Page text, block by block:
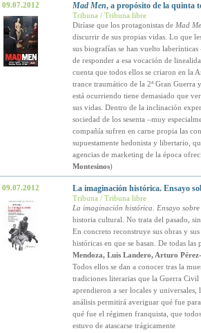
09.07.2012 Mad Men, a propósito de la quinta
Tribuna / Tribuna libre
Diríase que los protagonistas de Mad
discurrir de sus propias vidas. Lo que
sus biografías se han vuelto
de responder a esa vocación de
cuenta que todos ellos se criaron en la
trance traumático de la 2ª Gran
está ocurriendo tiene demasiado que
sus vidas. Dentro de la inclinación
sociedad de los sesenta –muy
compañía sufren en carne propia las
supuestamente hedonista y libertario,
agencias de marketing de la época
Montesinos)
09.07.2012 La imaginación histórica. Ensayo
Tribuna / Tribuna libre
La imaginación histórica. Ensayo
historia cultural. No trata del pasado,
En concreto reconstruye sus obras y
históricas en que se basan. De todas las
Mendoza, Luis Landero, Arturo
Todos ellos se dan a conocer tras la
tradiciones literarias que la Guerra
aprendieron a ser locales y
análisis permitirá averiguar qué fue
qué fue el régimen franquista, que
estuvo de atascarse trágicamente